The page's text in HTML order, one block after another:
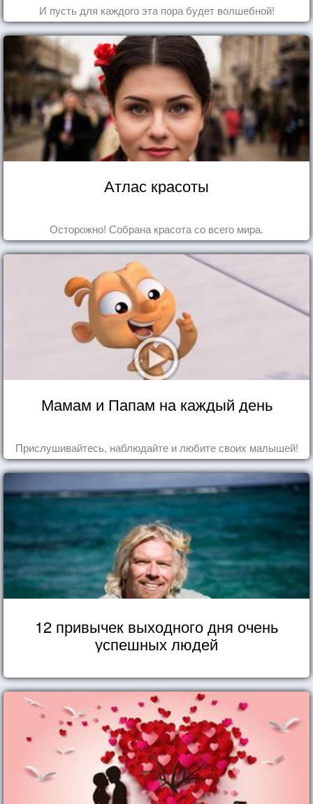
И пусть для каждого эта пора будет волшебной!
Атлас красоты
Осторожно! Собрана красота со всего мира.
Мамам и Папам на каждый день
Прислушивайтесь, наблюдайте и любите своих малышей!
12 привычек выходного дня очень
успешных людей